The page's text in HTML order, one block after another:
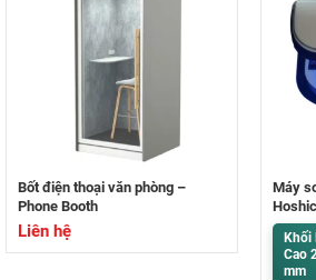
Bốt điện thoại văn phòng –
Phone Booth
Liên hệ
Máy
Khối
Cao
mm